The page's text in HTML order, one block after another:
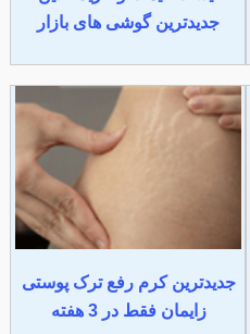
جدیدترین گوشی های بازار
جدیدترین کرم رفع ترک پوستی
زایمان فقط در 3 هفته